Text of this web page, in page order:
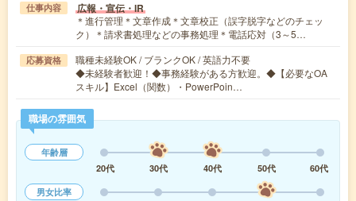
仕事内容 広報・宣伝・IR
＊進行管理＊文章作成＊文章校正（誤字脱字などのチェッ
ク）＊請求書処理などの事務処理＊電話応対（3～5…
応募資格
職種未経験OK / ブランクOK / 英語力不要
◆未経験者歓迎！◆事務経験がある方歓迎。◆【必要なOA
スキル】Excel（関数）・PowerPoin…
職場の雰囲気
年齢層
20代
30代 40代 50代
60代
男女比率